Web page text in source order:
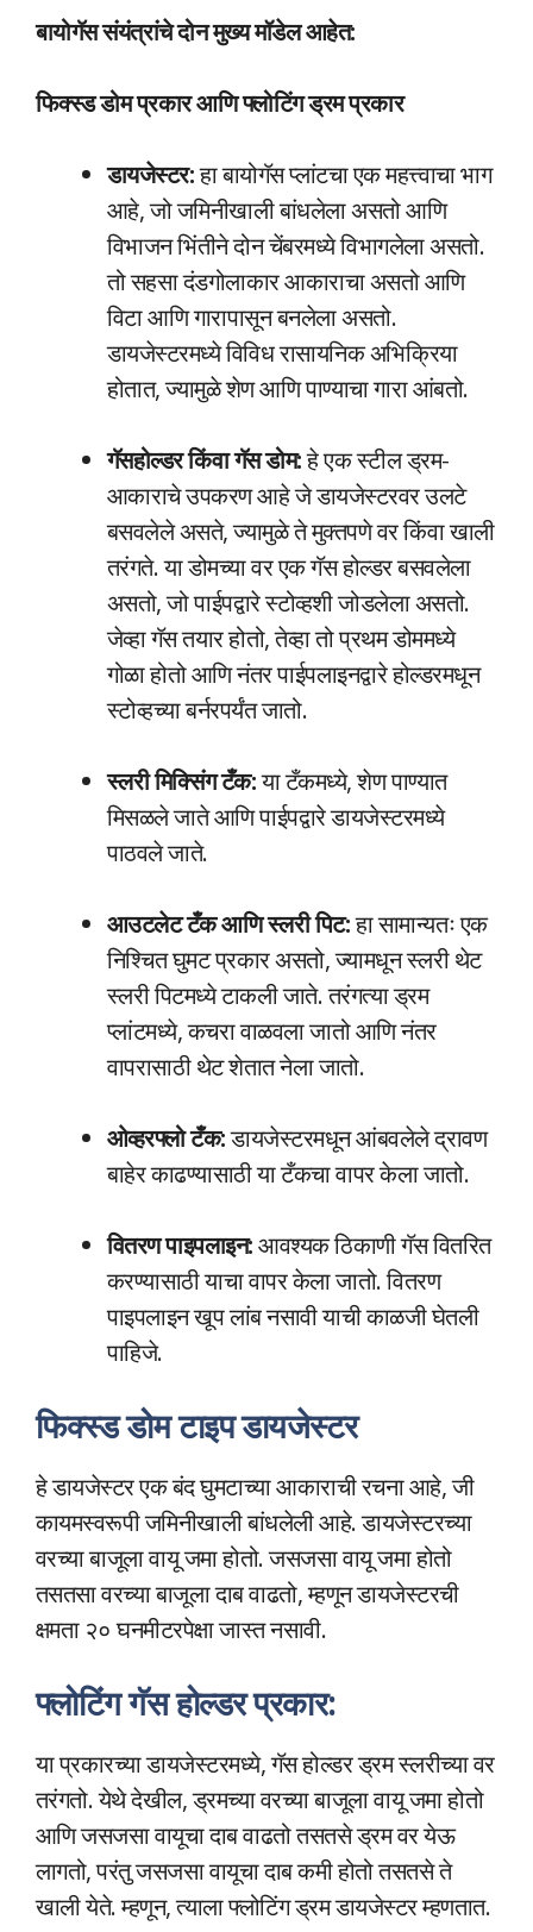
बायोगॅस संयंत्रांचे दोन मुख्य मॉडेल आहेत:
फिक्स्ड डोम प्रकार आणि फ्लोटिंग ड्रम प्रकार
डायजेस्टर:हा बायोगॅस प्लांटचा एक महत्त्वाचा भाग
आहे, जो जमिनीखाली बांधलेला असतो आणि
विभाजन भिंतीने दोन चेंबरमध्ये विभागलेला असतो.
तो सहसा दंडगोलाकार आकाराचा असतो आणि
विटा आणि गारापासून बनलेला असतो.
डायजेस्टरमध्ये विविध रासायनिक अभिक्रिया
होतात, ज्यामुळे शेण आणि पाण्याचा गारा आंबतो.
गॅसहोल्डर किंवा गॅस डोम:हे एक स्टील ड्रम-
आकाराचे उपकरण आहे जे डायजेस्टरवर उलटे
बसवलेले असते, ज्यामुळे ते मुक्तपणे वर किंवा खाली
तरंगते. या डोमच्या वर एक गॅस होल्डर बसवलेला
असतो, जो पाईपद्वारे स्टोव्हशी जोडलेला असतो.
जेव्हा गॅस तयार होतो, तेव्हा तो प्रथम डोममध्ये
गोळा होतो आणि नंतर पाईपलाइनद्वारे होल्डरमधून
स्टोव्हच्या बर्नरपर्यंत जातो.
स्लरी मिक्सिंग टँक:या टँकमध्ये, शेण पाण्यात
मिसळले जाते आणि पाईपद्वारे डायजेस्टरमध्ये
पाठवले जाते.
आउटलेट टँक आणि स्लरी पिट:हा सामान्यतः एक
निश्चित घुमट प्रकार असतो, ज्यामधून स्लरी थेट
स्लरी पिटमध्ये टाकली जाते. तरंगत्या ड्रम
प्लांटमध्ये, कचरा वाळवला जातो आणि नंतर
वापरासाठी थेट शेतात नेला जातो.
ओव्हरफ्लो टँक:डायजेस्टरमधून आंबवलेले द्रावण
बाहेर काढण्यासाठी या टँकचा वापर केला जातो.
वितरण पाइपलाइन:आवश्यक ठिकाणी गॅस वितरित
करण्यासाठी याचा वापर केला जातो. वितरण
पाइपलाइन खूप लांब नसावी याची काळजी घेतली
पाहिजे.
फिक्स्ड डोम टाइप डायजेस्टर
हे डायजेस्टर एक बंद घुमटाच्या आकाराची रचना आहे, जी
कायमस्वरूपी जमिनीखाली बांधलेली आहे. डायजेस्टरच्या
वरच्या बाजूला वायू जमा होतो. जसजसा वायू जमा होतो
तसतसा वरच्या बाजूला दाब वाढतो, म्हणून डायजेस्टरची
क्षमता २० घनमीटरपेक्षा जास्त नसावी.
फ्लोटिंग गॅस होल्डर प्रकार:
या प्रकारच्या डायजेस्टरमध्ये, गॅस होल्डर ड्रम स्लरीच्या वर
तरंगतो. येथे देखील, ड्रमच्या वरच्या बाजूला वायू जमा होतो
आणि जसजसा वायूचा दाब वाढतो तसतसे ड्रम वर येऊ
लागतो, परंतु जसजसा वायूचा दाब कमी होतो तसतसे ते
खाली येते. म्हणून, त्याला फ्लोटिंग ड्रम डायजेस्टर म्हणतात.